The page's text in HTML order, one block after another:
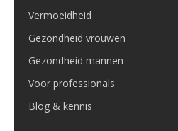
Vermoeidheid
Gezondheid vrouwen
Gezondheid mannen
Voor professionals
Blog & kennis